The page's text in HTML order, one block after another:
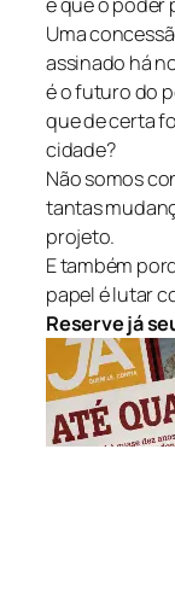
Uma
assinado há
é o futuro do
que de certa
cidade?
Não somos
tantas
projeto.
E também
papel é lutar
Reserve já